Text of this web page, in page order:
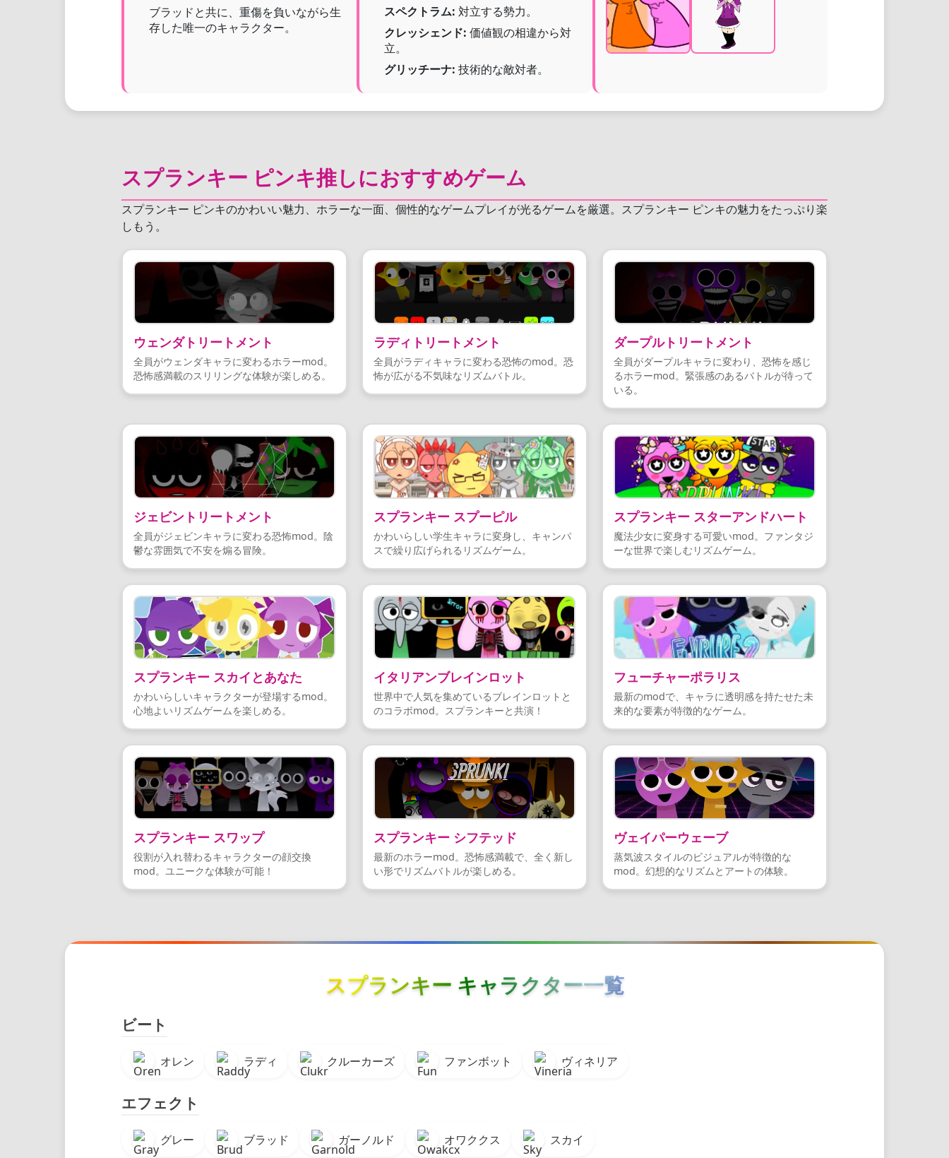
ブラッドと共に、重傷を負いながら生
存した唯一のキャラクター。
スペクトラム: 対立する勢力。
クレッシェンド: 価値観の相違から対
立。
グリッチーナ: 技術的な敵対者。
スプランキー ピンキ推しにおすすめゲーム
スプランキー ピンキのかわいい魅力、ホラーな一面、個性的なゲームプレイが光るゲームを厳選。スプランキー ピンキの魅力をたっぷり楽
しもう。
ウェンダトリートメント
全員がウェンダキャラに変わるホラーmod。
恐怖感満載のスリリングな体験が楽しめる。
ラディトリートメント
全員がラディキャラに変わる恐怖のmod。恐
怖が広がる不気味なリズムバトル。
ダープルトリートメント
全員がダープルキャラに変わり、恐怖を感じ
るホラーmod。緊張感のあるバトルが待って
いる。
ジェビントリートメント
全員がジェビンキャラに変わる恐怖mod。陰
鬱な雰囲気で不安を煽る冒険。
スプランキー スプーピル
かわいらしい学生キャラに変身し、キャンパ
スで繰り広げられるリズムゲーム。
スプランキー スターアンドハート
魔法少女に変身する可愛いmod。ファンタジ
ーな世界で楽しむリズムゲーム。
スプランキー スカイとあなた
かわいらしいキャラクターが登場するmod。
心地よいリズムゲームを楽しめる。
イタリアンブレインロット
世界中で人気を集めているブレインロットと
のコラボmod。スプランキーと共演！
フューチャーポラリス
最新のmodで、キャラに透明感を持たせた未
来的な要素が特徴的なゲーム。
スプランキー スワップ
役割が入れ替わるキャラクターの顔交換
mod。ユニークな体験が可能！
スプランキー シフテッド
最新のホラーmod。恐怖感満載で、全く新し
い形でリズムバトルが楽しめる。
ヴェイパーウェーブ
蒸気波スタイルのビジュアルが特徴的な
mod。幻想的なリズムとアートの体験。
スプランキー キャラクター一覧
ビート
オレン ラディ クルーカーズ ファンボット ヴィネリア
エフェクト
グレー ブラッド ガーノルド オワククス スカイ